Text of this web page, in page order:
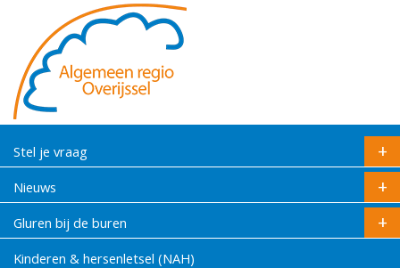
Stel je vraag
Nieuws
Gluren bij de buren
Kinderen & hersenletsel (NAH)